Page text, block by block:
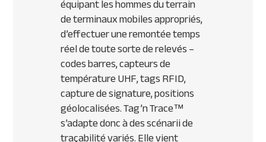
équipant les hommes du terrain
de terminaux mobiles appropriés,
d’effectuer une remontée temps
réel de toute sorte de relevés –
codes barres, capteurs de
températureUHF, tagsRFID,
capture de signature, positions
géolocalisées. Tag’n Trace™
s’adapte donc à des scénarii de